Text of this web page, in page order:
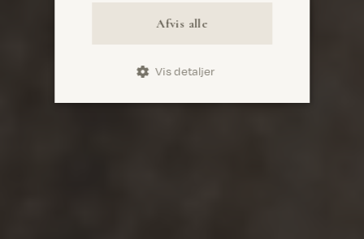
Afvis alle
Vis detaljer